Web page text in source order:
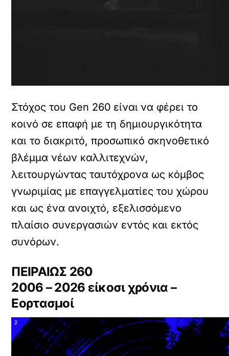
Στόχος του Gen 260 είναι να φέρει το
κοινό σε επαφή με τη δημιουργικότητα
και το διακριτό, προσωπικό σκηνοθετικό
βλέμμα νέων καλλιτεχνών,
λειτουργώντας ταυτόχρονα ως κόμβος
γνωριμίας με επαγγελματίες του χώρου
και ως ένα ανοιχτό, εξελισσόμενο
πλαίσιο συνεργασιών εντός και εκτός
συνόρων.
ΠΕΙΡΑΙΩΣ 260
2006 – 2026 είκοσι χρόνια –
Εορτασμοί